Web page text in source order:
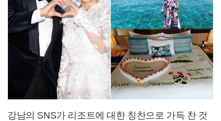
강남의 SNS가 리조트에 대한 칭찬으로 가득 찬 것